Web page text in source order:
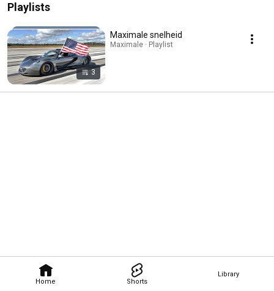
Home Shorts
Library
Playlists
3
Maximale snelheid
Maximale · Playlist